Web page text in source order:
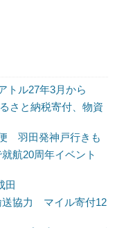
トル27年3月から
さと納税寄付、物資
羽田発神戸行きも
就航20周年イベント
田
送協力 マイル寄付12